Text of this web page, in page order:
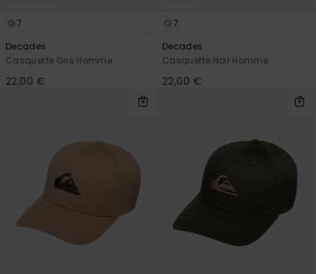
7
Decades
Casquette Gris Homme
22,00 €
7
Decades
Casquette Noir Homme
22,00 €